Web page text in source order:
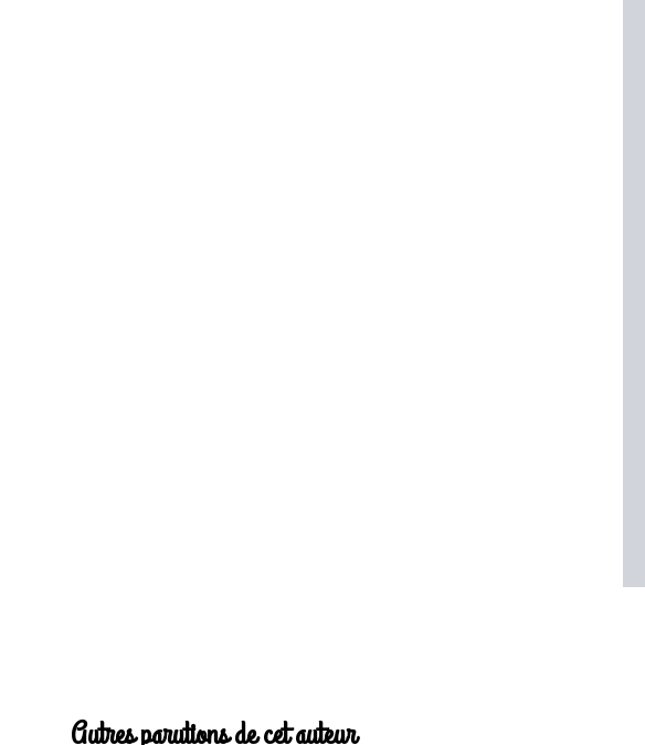
Autres parutions de cet auteur